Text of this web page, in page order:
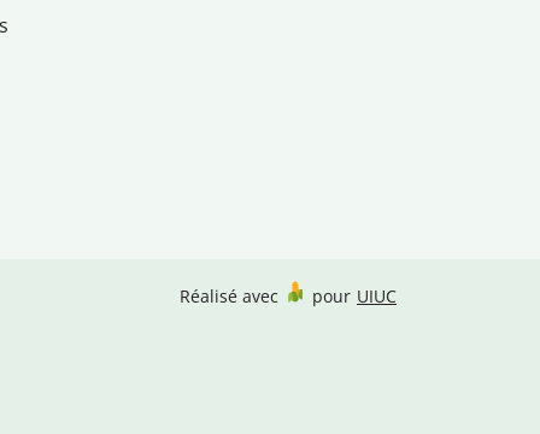
Réalisé avec pour UIUC